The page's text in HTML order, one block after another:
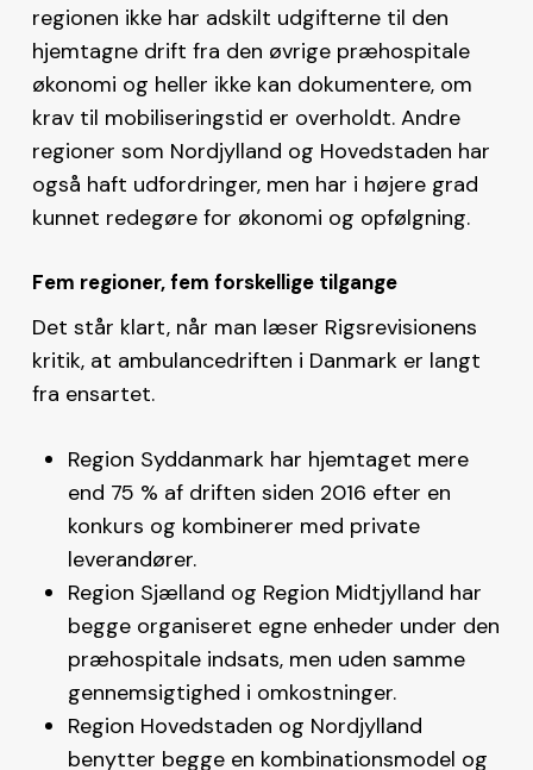
regionen ikke har adskilt udgifterne til den
hjemtagne drift fra den øvrige præhospitale
økonomi og heller ikke kan dokumentere, om
krav til mobiliseringstid er overholdt. Andre
regioner som Nordjylland og Hovedstaden har
også haft udfordringer, men har i højere grad
kunnet redegøre for økonomi og opfølgning.
Fem regioner, fem forskellige tilgange
Det står klart, når man læser Rigsrevisionens
kritik, at ambulancedriften i Danmark er langt
fra ensartet.
Region Syddanmark har hjemtaget mere
end 75 % af driften siden 2016 efter en
konkurs og kombinerer med private
leverandører.
Region Sjælland og Region Midtjylland har
begge organiseret egne enheder under den
præhospitale indsats, men uden samme
gennemsigtighed i omkostninger.
Region Hovedstaden og Nordjylland
benytter begge en kombinationsmodel og